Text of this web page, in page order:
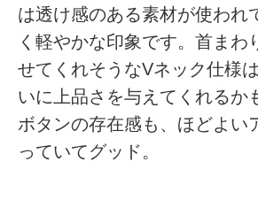
は透け感のある素材が使われ
く軽やかな印象です。首まわ
せてくれそうなVネック仕様
いに上品さを与えてくれるか
ボタンの存在感も、ほどよい
っていてグッド。